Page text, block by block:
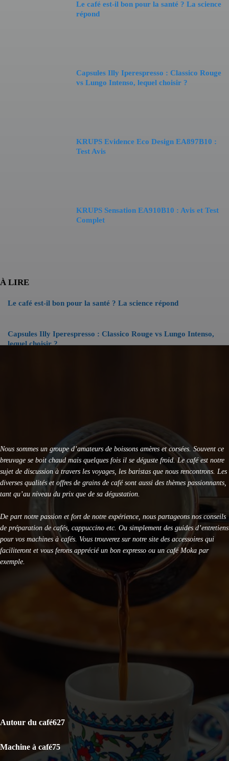
Le café est-il bon pour la santé ? La science
répond
Capsules Illy Iperespresso : Classico Rouge
vs Lungo Intenso, lequel choisir ?
KRUPS Evidence Eco Design EA897B10 :
Test Avis
KRUPS Sensation EA910B10 : Avis et Test
Complet
À LIRE
Le café est-il bon pour la santé ? La science répond
Capsules Illy Iperespresso : Classico Rouge vs Lungo Intenso,
lequel choisir ?
DeLonghi Specialista Arte EC9155 : Test Complet 2026
Nous sommes un groupe d’amateurs de boissons amères et corsées. Souvent ce
breuvage se boit chaud mais quelques fois il se déguste froid. Le café est notre
sujet de discussion à travers les voyages, les baristas que nous rencontrons. Les
diverses qualités et offres de grains de café sont aussi des thèmes passionnants,
tant qu’au niveau du prix que de sa dégustation.
De part notre passion et fort de notre expérience, nous partageons nos conseils
de préparation de cafés, cappuccino etc. Ou simplement des guides d’entretiens
pour vos machines à cafés. Vous trouverez sur notre site des accessoires qui
faciliteront et vous ferons apprécié un bon expresso ou un café Moka par
exemple.
DERNIERS ARTICLES
Le café est-il bon pour la santé ? La science répond
KRUPS Evidence Eco Design EA897B10 : Test Avis
CATÉGORIES POPULAIRES
Autour du café627
Machine à café75